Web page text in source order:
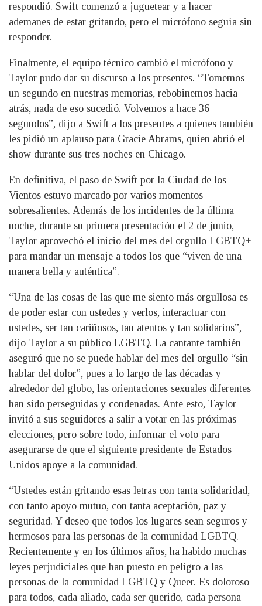
respondió. Swift comenzó a juguetear y a hacer
ademanes de estar gritando, pero el micrófono seguía sin
responder.
Finalmente, el equipo técnico cambió el micrófono y
Taylor pudo dar su discurso a los presentes. “Tomemos
un segundo en nuestras memorias, rebobinemos hacia
atrás, nada de eso sucedió. Volvemos a hace 36
segundos”, dijo a Swift a los presentes a quienes también
les pidió un aplauso para Gracie Abrams, quien abrió el
show durante sus tres noches en Chicago.
En definitiva, el paso de Swift por la Ciudad de los
Vientos estuvo marcado por varios momentos
sobresalientes. Además de los incidentes de la última
noche, durante su primera presentación el 2 de junio,
Taylor aprovechó el inicio del mes del orgullo LGBTQ+
para mandar un mensaje a todos los que “viven de una
manera bella y auténtica”.
“Una de las cosas de las que me siento más orgullosa es
de poder estar con ustedes y verlos, interactuar con
ustedes, ser tan cariñosos, tan atentos y tan solidarios”,
dijo Taylor a su público LGBTQ. La cantante también
aseguró que no se puede hablar del mes del orgullo “sin
hablar del dolor”, pues a lo largo de las décadas y
alrededor del globo, las orientaciones sexuales diferentes
han sido perseguidas y condenadas. Ante esto, Taylor
invitó a sus seguidores a salir a votar en las próximas
elecciones, pero sobre todo, informar el voto para
asegurarse de que el siguiente presidente de Estados
Unidos apoye a la comunidad.
“Ustedes están gritando esas letras con tanta solidaridad,
con tanto apoyo mutuo, con tanta aceptación, paz y
seguridad. Y deseo que todos los lugares sean seguros y
hermosos para las personas de la comunidad LGBTQ.
Recientemente y en los últimos años, ha habido muchas
leyes perjudiciales que han puesto en peligro a las
personas de la comunidad LGBTQ y Queer. Es doloroso
para todos, cada aliado, cada ser querido, cada persona